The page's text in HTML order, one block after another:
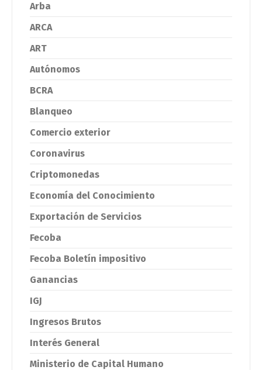
Arba
ARCA
ART
Autónomos
BCRA
Blanqueo
Comercio exterior
Coronavirus
Criptomonedas
Economía del Conocimiento
Exportación de Servicios
Fecoba
Fecoba Boletín impositivo
Ganancias
IGJ
Ingresos Brutos
Interés General
Ministerio de Capital Humano